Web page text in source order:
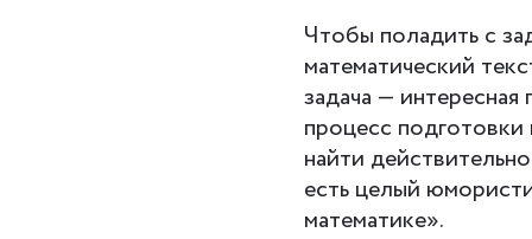
Чтобы поладить с
математический
задача —
процесс подготовки
найти
есть целый
математике».